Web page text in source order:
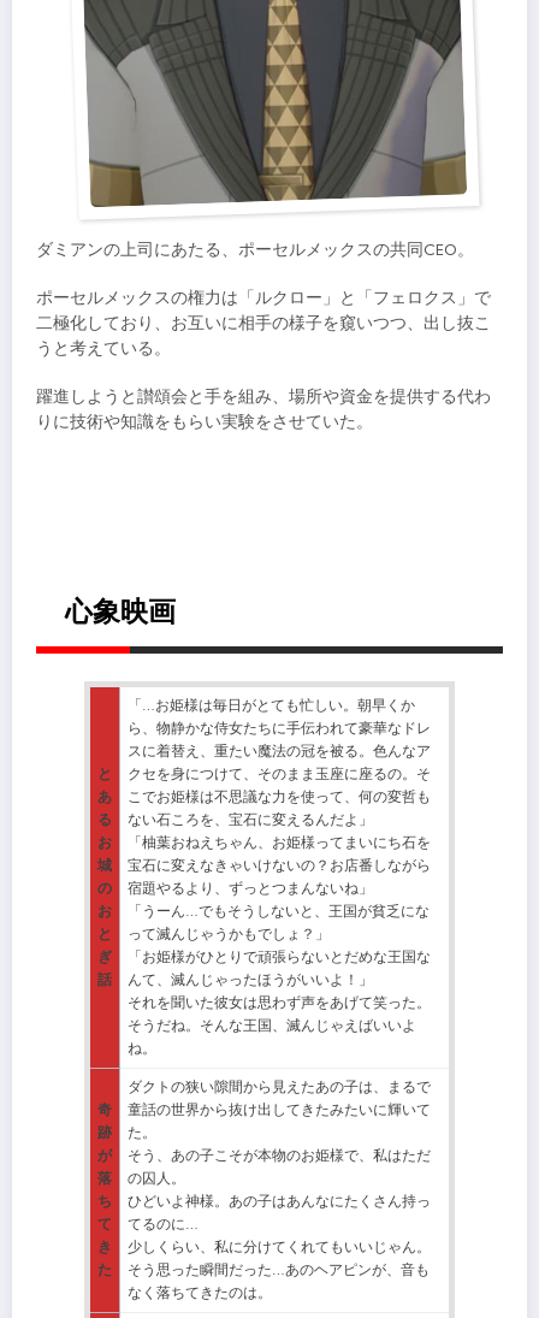
ダミアンの上司にあたる、ポーセルメックスの共同CEO。
ポーセルメックスの権力は「ルクロー」と「フェロクス」で
二極化しており、お互いに相手の様子を窺いつつ、出し抜こ
うと考えている。
躍進しようと讃頌会と手を組み、場所や資金を提供する代わ
りに技術や知識をもらい実験をさせていた。
心象映画
と
あ
る
お
城
の
お
と
ぎ
話
「…お姫様は毎日がとても忙しい。朝早くか
ら、物静かな侍女たちに手伝われて豪華なドレ
スに着替え、重たい魔法の冠を被る。色んなア
クセを身につけて、そのまま玉座に座るの。そ
こでお姫様は不思議な力を使って、何の変哲も
ない石ころを、宝石に変えるんだよ」
「柚葉おねえちゃん、お姫様ってまいにち石を
宝石に変えなきゃいけないの？お店番しながら
宿題やるより、ずっとつまんないね」
「うーん…でもそうしないと、王国が貧乏にな
って滅んじゃうかもでしょ？」
「お姫様がひとりで頑張らないとだめな王国な
んて、滅んじゃったほうがいいよ！」
それを聞いた彼女は思わず声をあげて笑った。
そうだね。そんな王国、滅んじゃえばいいよ
ね。
奇
跡
が
落
ち
て
き
た
ダクトの狭い隙間から見えたあの子は、まるで
童話の世界から抜け出してきたみたいに輝いて
た。
そう、あの子こそが本物のお姫様で、私はただ
の囚人。
ひどいよ神様。あの子はあんなにたくさん持っ
てるのに…
少しくらい、私に分けてくれてもいいじゃん。
そう思った瞬間だった…あのヘアピンが、音も
なく落ちてきたのは。